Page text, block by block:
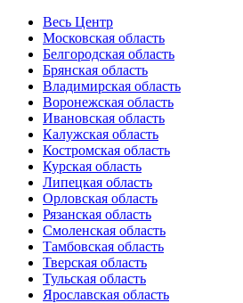
Весь Центр
Московская область
Белгородская область
Брянская область
Владимирская область
Воронежская область
Ивановская область
Калужская область
Костромская область
Курская область
Липецкая область
Орловская область
Рязанская область
Смоленская область
Тамбовская область
Тверская область
Тульская область
Ярославская область